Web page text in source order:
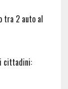
tra 2 auto al
cittadini: